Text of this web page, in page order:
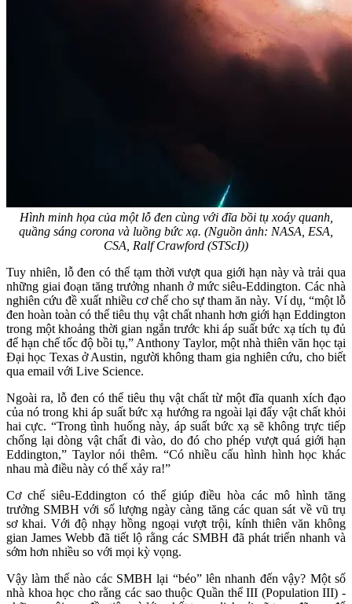
Hình minh họa của một lỗ đen cùng với đĩa bồi tụ xoáy quanh,
quầng sáng corona và luồng bức xạ. (Nguồn ảnh: NASA, ESA,
CSA, Ralf Crawford (STScI))
Tuy nhiên, lỗ đen có thể tạm thời vượt qua giới hạn này và trải qua
những giai đoạn tăng trưởng nhanh ở mức siêu-Eddington. Các nhà
nghiên cứu đề xuất nhiều cơ chế cho sự tham ăn này. Ví dụ, “một lỗ
đen hoàn toàn có thể tiêu thụ vật chất nhanh hơn giới hạn Eddington
trong một khoảng thời gian ngắn trước khi áp suất bức xạ tích tụ đủ
để hạn chế tốc độ bồi tụ,” Anthony Taylor, một nhà thiên văn học tại
Đại học Texas ở Austin, người không tham gia nghiên cứu, cho biết
qua email với Live Science.
Ngoài ra, lỗ đen có thể tiêu thụ vật chất từ một đĩa quanh xích đạo
của nó trong khi áp suất bức xạ hướng ra ngoài lại đẩy vật chất khỏi
hai cực. “Trong tình huống này, áp suất bức xạ sẽ không trực tiếp
chống lại dòng vật chất đi vào, do đó cho phép vượt quá giới hạn
Eddington,” Taylor nói thêm. “Có nhiều cấu hình hình học khác
nhau mà điều này có thể xảy ra!”
Cơ chế siêu-Eddington có thể giúp điều hòa các mô hình tăng
trưởng SMBH với số lượng ngày càng tăng các quan sát về vũ trụ
sơ khai. Với độ nhạy hồng ngoại vượt trội, kính thiên văn không
gian James Webb đã tiết lộ rằng các SMBH đã phát triển nhanh và
sớm hơn nhiều so với mọi kỳ vọng.
Vậy làm thế nào các SMBH lại “béo” lên nhanh đến vậy? Một số
nhà khoa học cho rằng các sao thuộc Quần thể III (Population III) -